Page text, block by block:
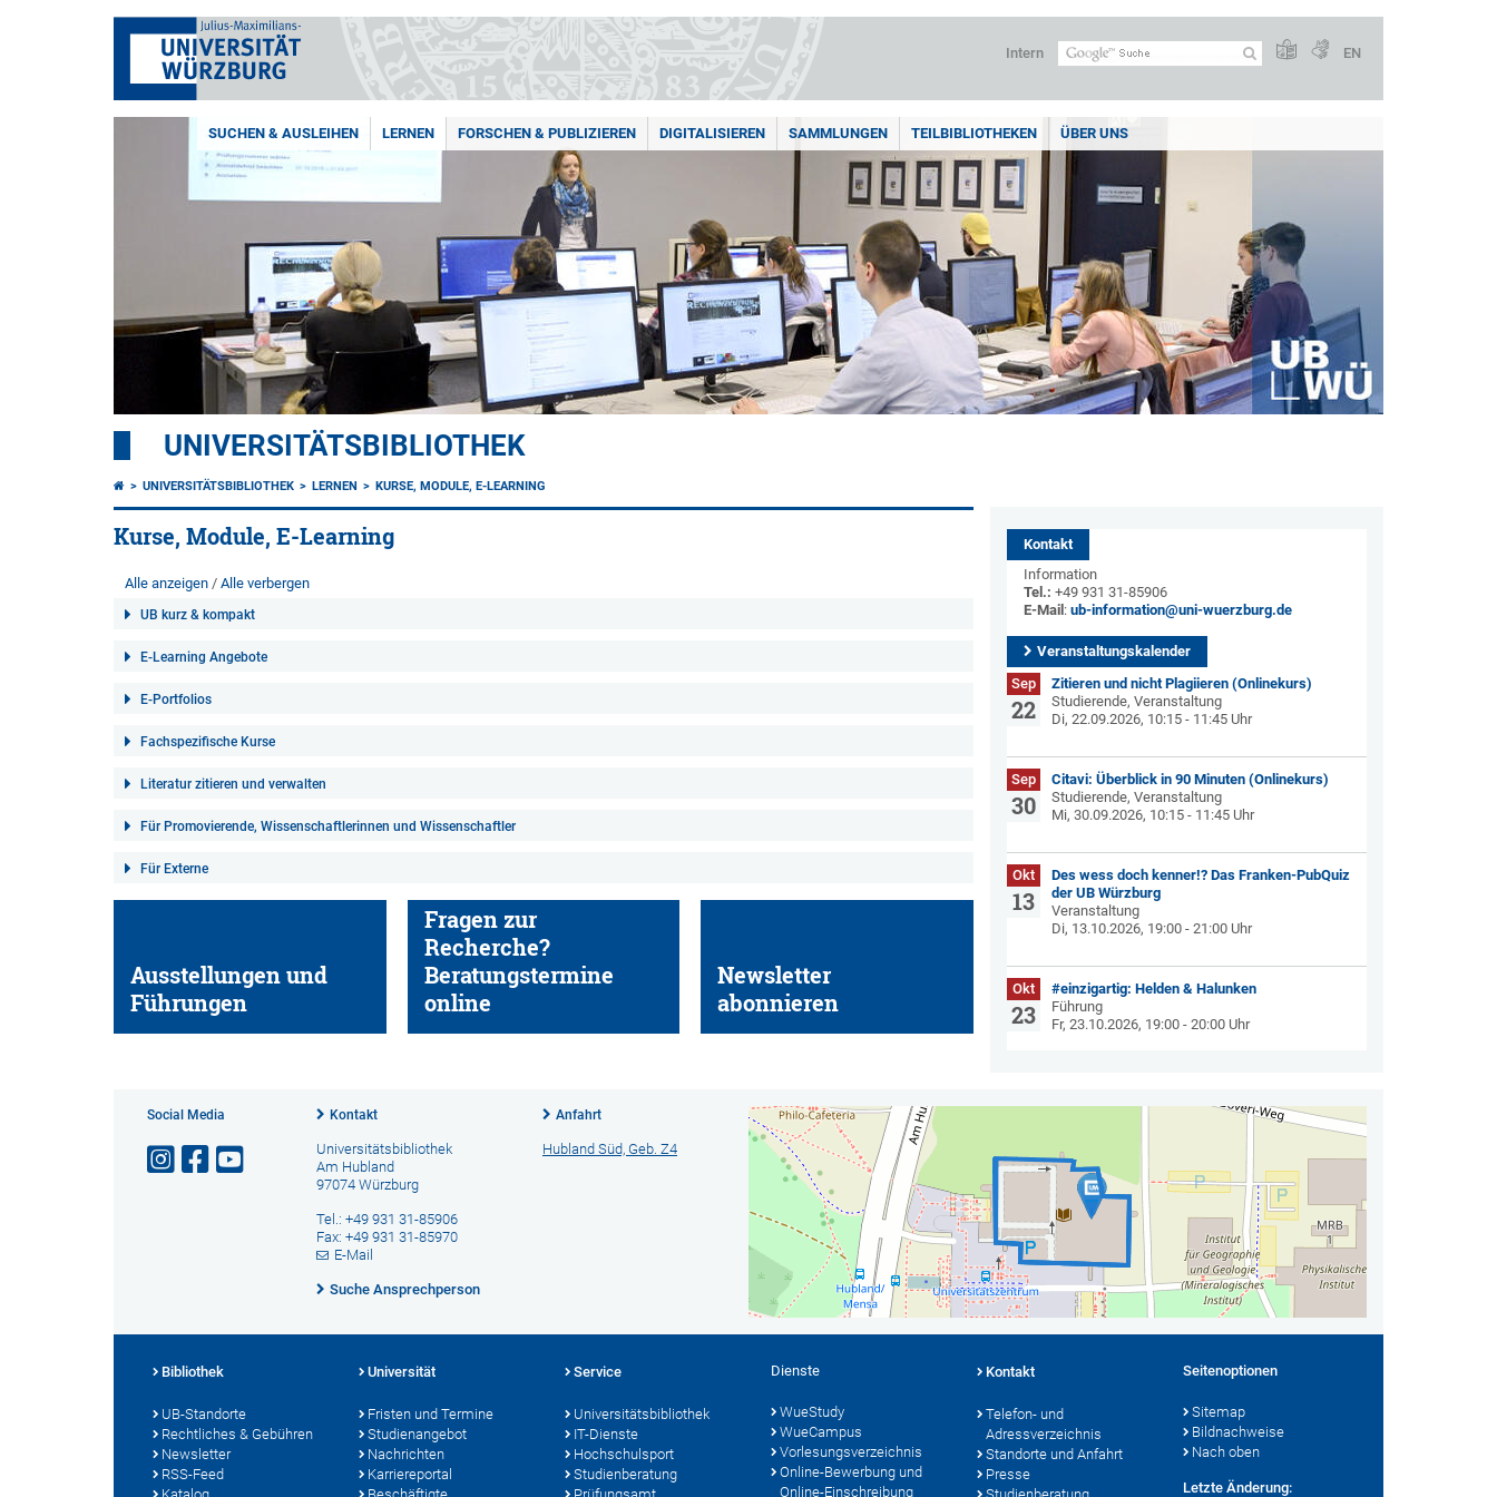
Intern EN
SUCHEN & AUSLEIHEN LERNEN FORSCHEN & PUBLIZIEREN DIGITALISIEREN SAMMLUNGEN TEILBIBLIOTHEKEN ÜBER UNS
UNIVERSITÄTSBIBLIOTHEK
UNIVERSITÄTSBIBLIOTHEK LERNEN KURSE, MODULE, E-LEARNING
Kurse, Module, E-Learning
Alle anzeigen Alle verbergen
UB kurz & kompakt
E-Learning Angebote
E-Portfolios
Fachspezifische Kurse
Literatur zitieren und verwalten
Für Promovierende, Wissenschaftlerinnen und Wissenschaftler
Für Externe
Ausstellungen und
Führungen
Fragen zur
Recherche?
Beratungstermine
online
Newsletter
abonnieren
Kontakt
Information
Tel.: +49 931 31-85906
E-Mail : ub-information@uni-wuerzburg.de
Veranstaltungskalender
Sep
22
Zitieren und nicht Plagiieren (Onlinekurs)
Studierende, Veranstaltung
Di, 22.09.2026, 10:15 - 11:45 Uhr
Sep
30
Citavi: Überblick in 90 Minuten (Onlinekurs)
Studierende, Veranstaltung
Mi, 30.09.2026, 10:15 - 11:45 Uhr
Okt
13
Des wess doch kenner!? Das Franken-PubQuiz
der UB Würzburg
Veranstaltung
Di, 13.10.2026, 19:00 - 21:00 Uhr
Okt
23
#einzigartig: Helden & Halunken
Führung
Fr, 23.10.2026, 19:00 - 20:00 Uhr
Social Media Kontakt
Universitätsbibliothek
Am Hubland
97074 Würzburg
Tel.: +49 931 31-85906
Fax: +49 931 31-85970
E-Mail
Suche Ansprechperson
Anfahrt
Hubland Süd, Geb. Z4
Bibliothek
UB-Standorte
Rechtliches & Gebühren
Newsletter
RSS-Feed
Universität
Fristen und Termine
Studienangebot
Nachrichten
Karriereportal
Service
Universitätsbibliothek
IT-Dienste
Hochschulsport
Studienberatung
Dienste
WueStudy
WueCampus
Vorlesungsverzeichnis
Online-Bewerbung und
Online-Einschreibung
Kontakt
Telefon- und
Adressverzeichnis
Standorte und Anfahrt
Presse
Seitenoptionen
Sitemap
Bildnachweise
Nach oben
Letzte Änderung: